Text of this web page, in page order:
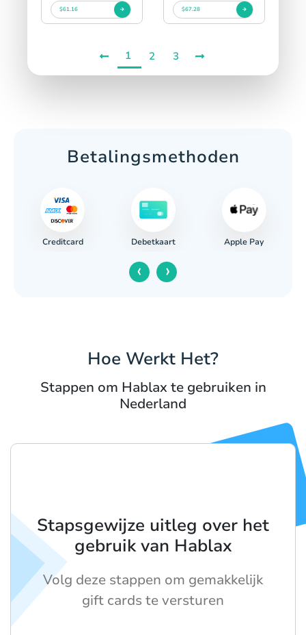
$61.16 $67.28
1 2 3
Betalingsmethoden
Creditcard Debetkaart Apple Pay
‹ ›
Hoe Werkt Het?
Stappen om Hablax te gebruiken in
Nederland
Stapsgewijze uitleg over het
gebruik van Hablax
Volg deze stappen om gemakkelijk
gift cards te versturen